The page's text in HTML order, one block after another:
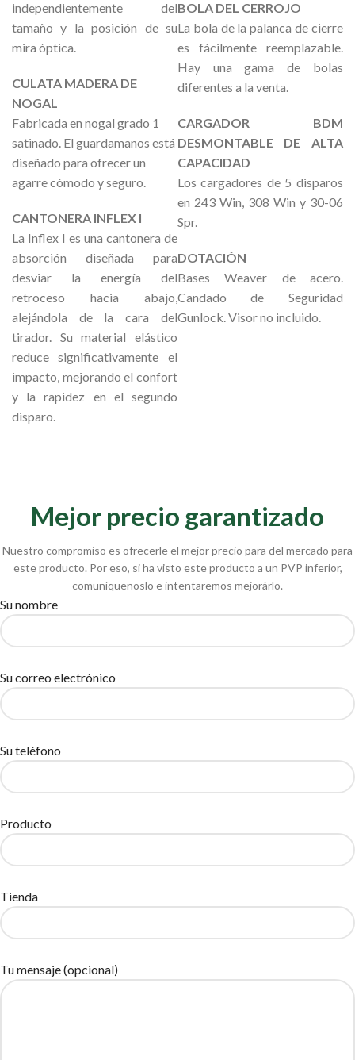
independientemente del
tamaño y la posición de su
mira óptica.
CULATA MADERA DE
NOGAL
Fabricada en nogal grado 1
satinado. El guardamanos está
diseñado para ofrecer un
agarre cómodo y seguro.
CANTONERA INFLEX I
La Inflex I es una cantonera de
absorción diseñada para
desviar la energía del
retroceso hacia abajo,
alejándola de la cara del
tirador. Su material elástico
reduce significativamente el
impacto, mejorando el confort
y la rapidez en el segundo
disparo.
BOLA DEL CERROJO
La bola de la palanca de cierre
es fácilmente reemplazable.
Hay una gama de bolas
diferentes a la venta.
CARGADOR BDM
DESMONTABLE DE ALTA
CAPACIDAD
Los cargadores de 5 disparos
en 243 Win, 308 Win y 30-06
Spr.
DOTACIÓN
Bases Weaver de acero.
Candado de Seguridad
Gunlock. Visor no incluido.
Mejor precio garantizado
Nuestro compromiso es ofrecerle el mejor precio para del mercado para
este producto. Por eso, si ha visto este producto a un PVP inferior,
comuníquenoslo e intentaremos mejorárlo.
Su nombre
Su correo electrónico
Su teléfono
Producto
Tienda
Tu mensaje (opcional)